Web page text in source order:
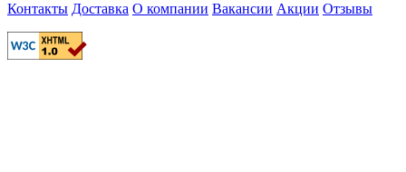
Контакты Доставка О компании Вакансии Акции Отзывы